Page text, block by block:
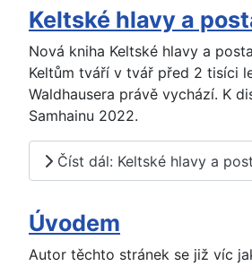
Keltské hlavy a
Nová kniha Keltské hlavy a
Keltům tváří v tvář před 2 tisíci
Waldhausera právě vychází. K
Samhainu 2022.
Číst dál: Keltské hlavy a
Úvodem
Autor těchto stránek se již víc